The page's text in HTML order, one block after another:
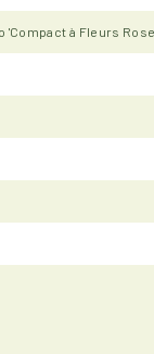
'Compact à Fleurs